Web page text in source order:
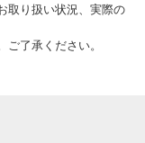
取り扱い状況、実際の
了承ください。